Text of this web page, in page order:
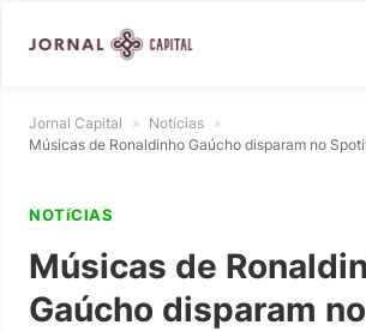
Jornal Capital » Notícias »
Músicas de Ronaldinho Gaúcho disparam no
NOTíCIAS
Músicas de
Gaúcho disparam